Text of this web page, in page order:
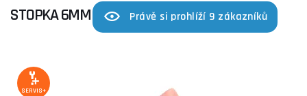
STOPKA 6MM
Právě si prohlíží 9 zákazníků
SERVIS+